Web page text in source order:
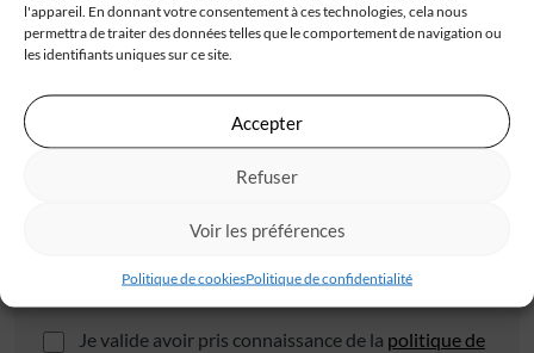
l'appareil. En donnant votre consentement à ces technologies, cela nous
permettra de traiter des données telles que le comportement de navigation ou
les identifiants uniques sur ce site.
Accepter
Refuser
Voir les préférences
Politique de cookiesPolitique de confidentialité
Code postal*
J'accepte de recevoir les offres d'IGC
Je valide avoir pris connaissance de la politique de